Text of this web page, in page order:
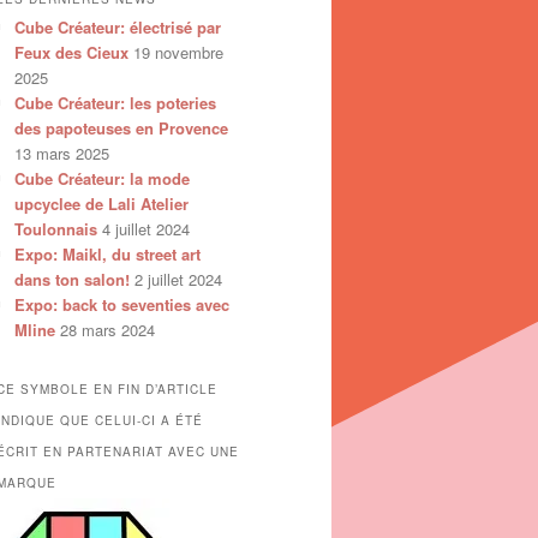
Cube Créateur: électrisé par
Feux des Cieux 19 novembre
2025
Cube Créateur: les poteries
des papoteuses en Provence
13 mars 2025
Cube Créateur: la mode
upcyclee de Lali Atelier
Toulonnais 4 juillet 2024
Expo: Maikl, du street art
dans ton salon! 2 juillet 2024
Expo: back to seventies avec
Mline 28 mars 2024
SYMBOLE EN FIN D’ARTICLE
QUE CELUI-CI A ÉTÉ
EN PARTENARIAT AVEC UNE